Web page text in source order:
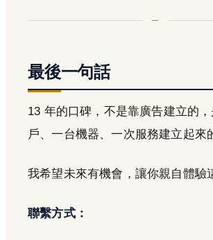
最後一句話
13 年的口碑，不是靠廣告建立的
戶、一台機器、一次服務建立起來
我希望未來有機會，讓你親自體驗
聯繫方式：